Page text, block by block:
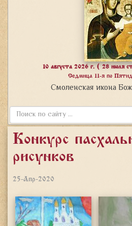
10 августа 2026 г. ( 28 июля
Седмица 11-я по
Смоленская икона
Конкурс
рисунков
25-Апр-2020